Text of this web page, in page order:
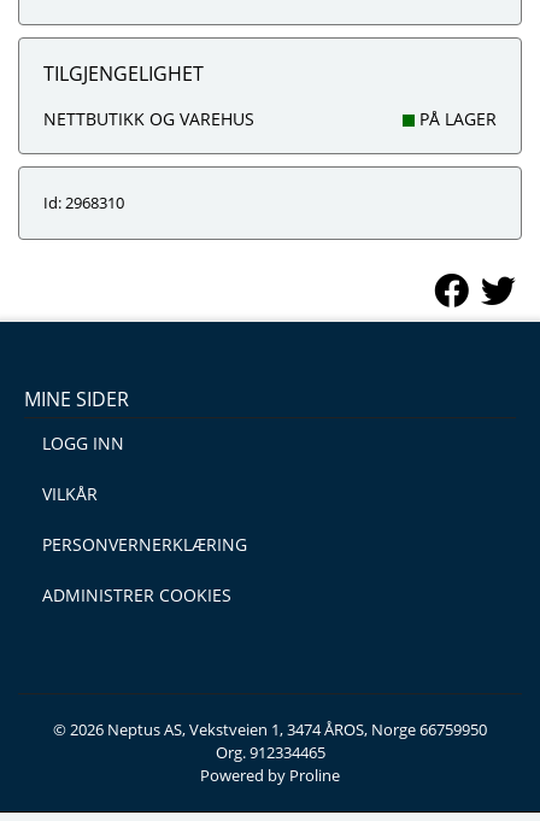
TILGJENGELIGHET
NETTBUTIKK OG VAREHUS PÅ LAGER
Id: 2968310
MINE SIDER
LOGG INN
VILKÅR
PERSONVERNERKLÆRING
ADMINISTRER COOKIES
© 2026 Neptus AS, Vekstveien 1, 3474 ÅROS, Norge 66759950
Org. 912334465
Powered by Proline